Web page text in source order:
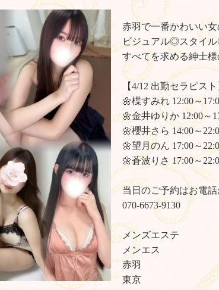
赤羽で一番かわいい
ビジュアル◎スタイ
すべてを求める紳士
【4/12 出勤セラピスト
🌼楪すみれ 12:00～
🌼金井ゆりか 12:00～
🌼櫻井さら 14:00～
🌼望月のん 17:00～
🌼蒼波りさ 17:00～
当日のご予約はお電
070-6673-9130
メンズエステ
メンエス
赤羽
東京